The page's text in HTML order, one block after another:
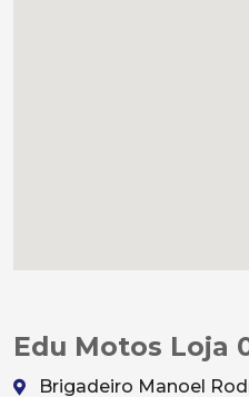
Edu Motos Loja
Brigadeiro Manoel